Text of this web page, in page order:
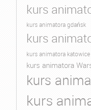
kurs
kurs animatora gdańsk
kurs
kurs animatora katowice
kurs animatora
kurs
kurs